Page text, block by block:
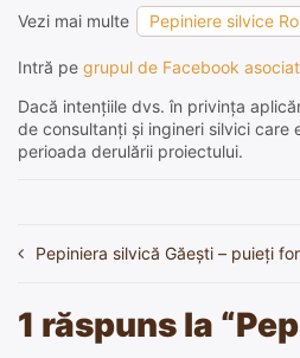
Vezi mai multe Pepiniere silvice
Intră pe grupul de Facebook
Dacă intențiile dvs. în privința
de consultanți și ingineri silvici
perioada derulării proiectului.
Navigare
articole
Pepiniera silvică Găeşti – puieți
1 răspuns la “